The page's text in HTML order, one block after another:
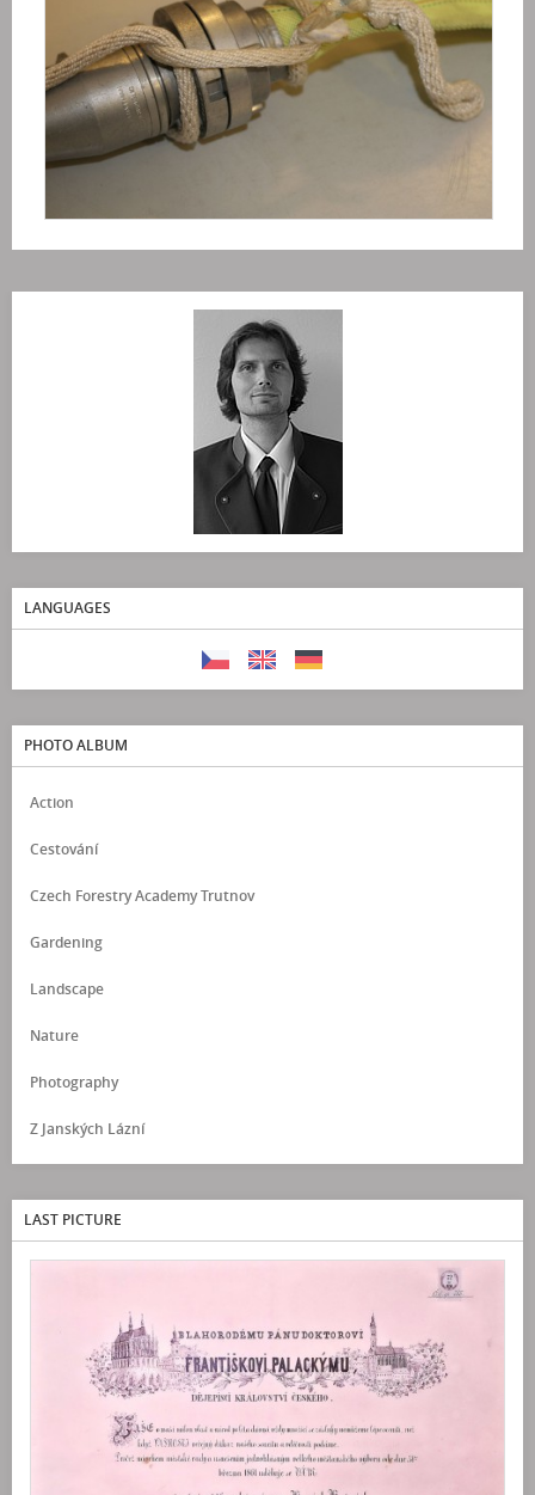
LANGUAGES
PHOTO ALBUM
Action
Cestování
Czech Forestry Academy Trutnov
Gardening
Landscape
Nature
Photography
Z Janských Lázní
LAST PICTURE